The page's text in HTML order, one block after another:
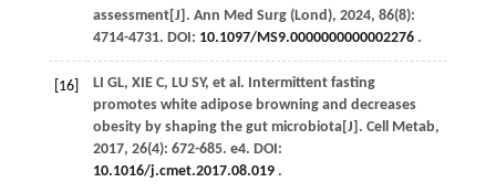
assessment[J]. Ann Med Surg (Lond), 2024, 86(8):
4714-4731. DOI: 10.1097/MS9.0000000000002276.
[16] LI GL, XIE C, LU SY, et al . Intermittent fasting
promotes white adipose browning and decreases
obesity by shaping the gut microbiota[J]. Cell Metab,
2017, 26(4): 672-685. e4. DOI:
10.1016/j.cmet.2017.08.019.